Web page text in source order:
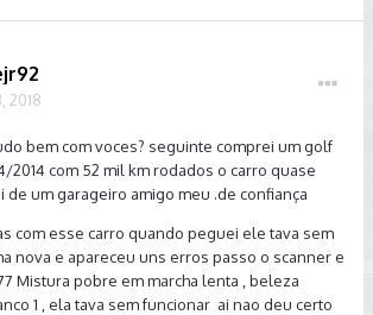
2018
bem com voces? seguinte comprei um golf
2014 com 52 mil km rodados o carro quase
de um garageiro amigo meu .de confiança
com esse carro quando peguei ele tava sem
nova e apareceu uns erros passo o scanner e
Mistura pobre em marcha lenta , beleza
1 , ela tava sem funcionar ai nao deu certo